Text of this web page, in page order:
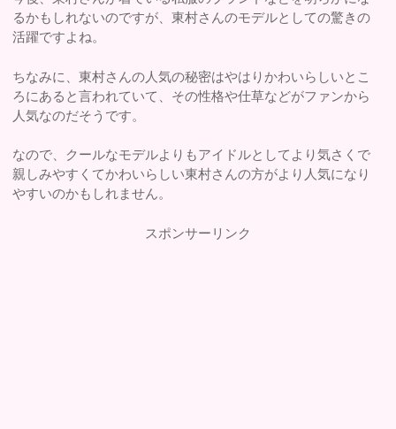
るかもしれないのですが、東村さんのモデルとしての驚きの
活躍ですよね。
ちなみに、東村さんの人気の秘密はやはりかわいらしいとこ
ろにあると言われていて、その性格や仕草などがファンから
人気なのだそうです。
なので、クールなモデルよりもアイドルとしてより気さくで
親しみやすくてかわいらしい東村さんの方がより人気になり
やすいのかもしれません。
スポンサーリンク